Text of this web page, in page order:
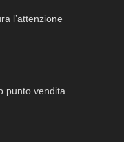
l’attenzione
punto vendita